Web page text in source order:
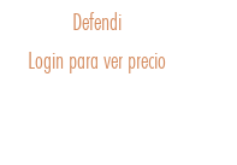
Defendi
Login para ver precio